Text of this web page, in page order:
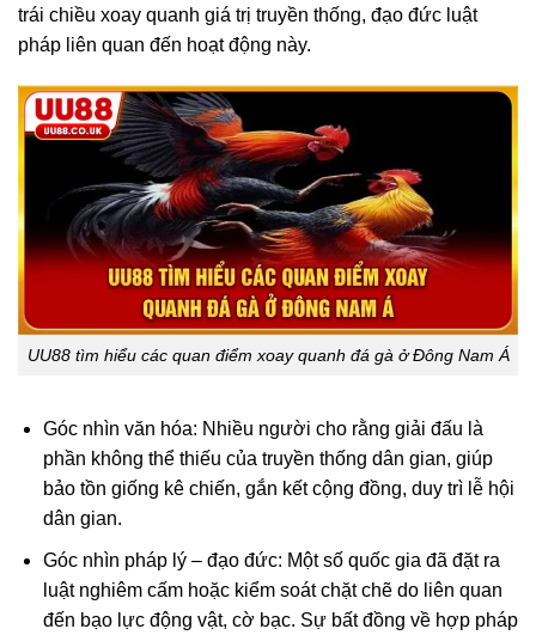
trái chiều xoay quanh giá trị truyền thống, đạo đức luật
pháp liên quan đến hoạt động này.
UU88 tìm hiểu các quan điểm xoay quanh đá gà ở Đông Nam Á
Góc nhìn văn hóa: Nhiều người cho rằng giải đấu là
phần không thể thiếu của truyền thống dân gian, giúp
bảo tồn giống kê chiến, gắn kết cộng đồng, duy trì lễ hội
dân gian.
Góc nhìn pháp lý – đạo đức: Một số quốc gia đã đặt ra
luật nghiêm cấm hoặc kiểm soát chặt chẽ do liên quan
đến bạo lực động vật, cờ bạc. Sự bất đồng về hợp pháp